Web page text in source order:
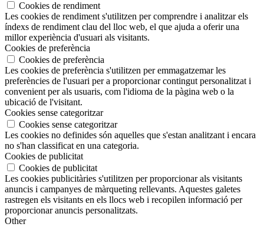
Cookies de rendiment
Les cookies de rendiment s'utilitzen per comprendre i analitzar els
índexs de rendiment clau del lloc web, el que ajuda a oferir una
millor experiència d'usuari als visitants.
Cookies de preferència
Cookies de preferència
Les cookies de preferència s'utilitzen per emmagatzemar les
preferències de l'usuari per a proporcionar contingut personalitzat i
convenient per als usuaris, com l'idioma de la pàgina web o la
ubicació de l'visitant.
Cookies sense categoritzar
Cookies sense categoritzar
Les cookies no definides són aquelles que s'estan analitzant i encara
no s'han classificat en una categoria.
Cookies de publicitat
Cookies de publicitat
Les cookies publicitàries s'utilitzen per proporcionar als visitants
anuncis i campanyes de màrqueting rellevants. Aquestes galetes
rastregen els visitants en els llocs web i recopilen informació per
proporcionar anuncis personalitzats.
Other